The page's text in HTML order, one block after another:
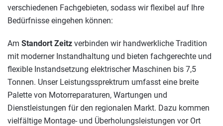
verschiedenen Fachgebieten, sodass wir flexibel auf Ihre
Bedürfnisse eingehen können:
Am Standort Zeitz verbinden wir handwerkliche Tradition
mit moderner Instandhaltung und bieten fachgerechte und
flexible Instandsetzung elektrischer Maschinen bis 7,5
Tonnen. Unser Leistungssprektrum umfasst eine breite
Palette von Motorreparaturen, Wartungen und
Dienstleistungen für den regionalen Markt. Dazu kommen
vielfältige Montage- und Überholungsleistungen vor Ort